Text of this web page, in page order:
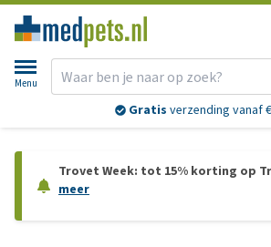
Menu
Gratis verzending vanaf
Trovet Week: tot 15% korting op
meer